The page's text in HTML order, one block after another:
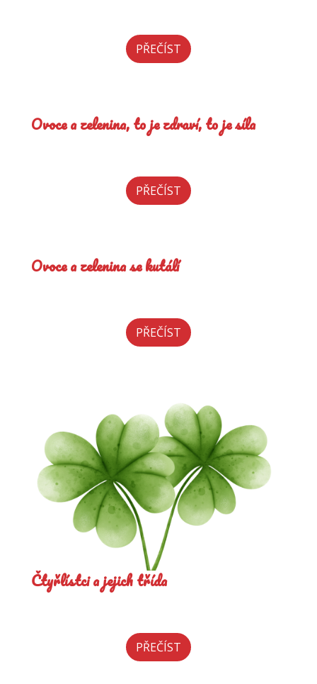
PŘEČÍST
Ovoce a zelenina, to je zdraví, to je síla
PŘEČÍST
Ovoce a zelenina se kutálí
PŘEČÍST
Čtyřlístci a jejich třída
PŘEČÍST